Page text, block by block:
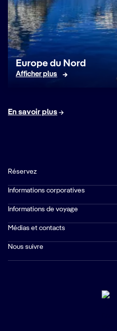
Europe du Nord
Afficher plus
En savoir plus
Réservez
Informations corporatives
Informations de voyage
Médias et contacts
Nous suivre